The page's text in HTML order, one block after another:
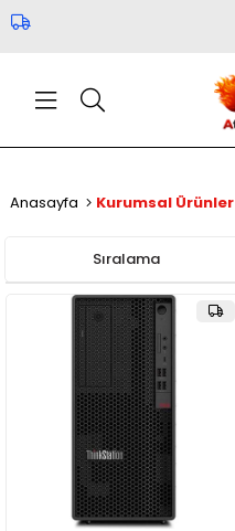
Anasayfa Kurumsal Ürünler
Sıralama